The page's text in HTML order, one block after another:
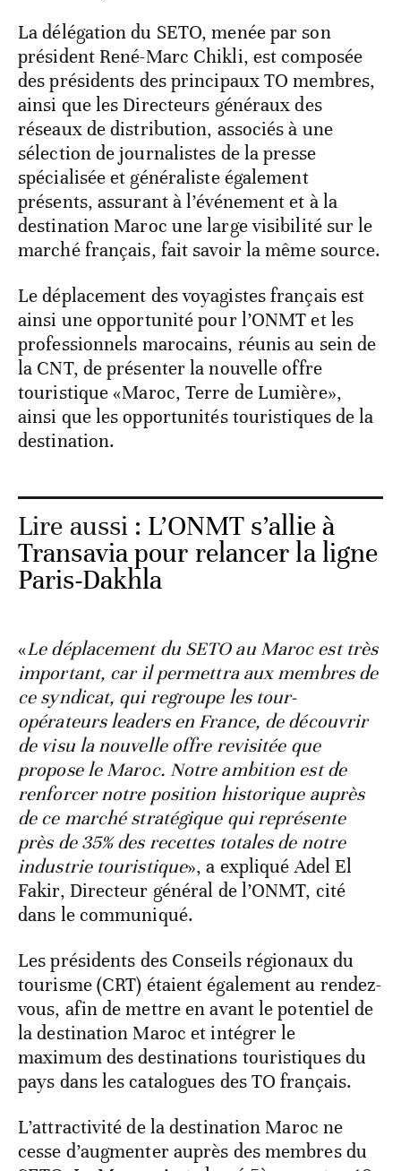
La délégation du SETO, menée par son
président René-Marc Chikli, est composée
des présidents des principaux TO membres,
ainsi que les Directeurs généraux des
réseaux de distribution, associés à une
sélection de journalistes de la presse
spécialisée et généraliste également
présents, assurant à l’événement et à la
destination Maroc une large visibilité sur le
marché français, fait savoir la même source.
Le déplacement des voyagistes français est
ainsi une opportunité pour l’ONMT et les
professionnels marocains, réunis au sein de
la CNT, de présenter la nouvelle offre
touristique «Maroc, Terre de Lumière»,
ainsi que les opportunités touristiques de la
destination.
Lire aussi : L’ONMT s’allie à
Transavia pour relancer la ligne
Paris-Dakhla
«Le déplacement du SETO au Maroc est très
important, car il permettra aux membres de
ce syndicat, qui regroupe les tour-
opérateurs leaders en France, de découvrir
de visu la nouvelle offre revisitée que
propose le Maroc. Notre ambition est de
renforcer notre position historique auprès
de ce marché stratégique qui représente
près de 35% des recettes totales de notre
industrie touristique», a expliqué Adel El
Fakir, Directeur général de l’ONMT, cité
dans le communiqué.
Les présidents des Conseils régionaux du
tourisme (CRT) étaient également au rendez-
vous, afin de mettre en avant le potentiel de
la destination Maroc et intégrer le
maximum des destinations touristiques du
pays dans les catalogues des TO français.
L’attractivité de la destination Maroc ne
cesse d’augmenter auprès des membres du